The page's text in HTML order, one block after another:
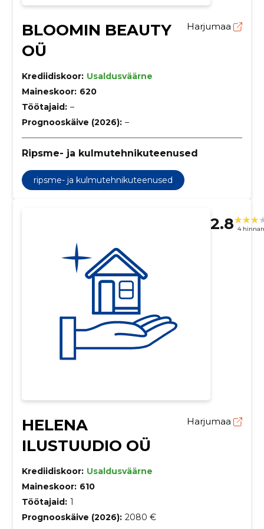
BLOOMIN BEAUTY
OÜ
Harjumaa
Krediidiskoor: Usaldusväärne
Maineskoor: 620
Töötajaid: –
Prognooskäive (2026): –
Ripsme- ja kulmutehnikuteenused
ripsme- ja kulmutehnikuteenused
2.8 4
HELENA
ILUSTUUDIO OÜ
Harjumaa
Krediidiskoor: Usaldusväärne
Maineskoor: 610
Töötajaid: 1
Prognooskäive (2026): 2080 €